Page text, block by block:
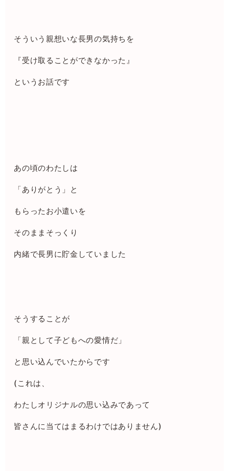
そういう親想いな長男の気持ちを
『受け取ることができなかった』
というお話です
あの頃のわたしは
「ありがとう」と
もらったお小遣いを
そのままそっくり
内緒で長男に貯金していました
そうすることが
「親として子どもへの愛情だ」
と思い込んでいたからです
(これは、
わたしオリジナルの思い込みであって
皆さんに当てはまるわけではありません)